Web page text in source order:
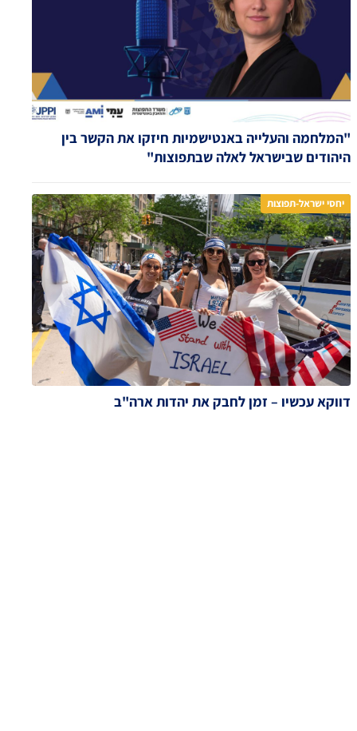
"המלחמה והעלייה באנטישמיות חיזקו את הקשר בין
היהודים שבישראל לאלה שבתפוצות"
יחסי ישראל-תפוצות
דווקא עכשיו – זמן לחבק את יהדות ארה"ב